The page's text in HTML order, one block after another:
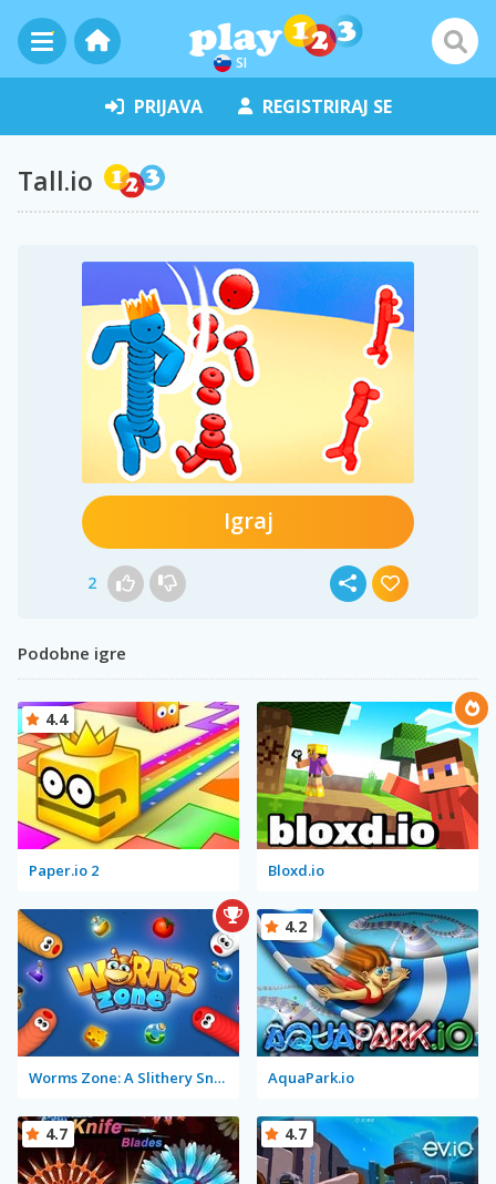
SI
PRIJAVA REGISTRIRAJ SE
Tall.io
Igraj
2
Podobne igre
Paper.io 2
4.4
Bloxd.io
Worms Zone: A Slithery Snake AquaPark.io
4.2
4.7 4.7